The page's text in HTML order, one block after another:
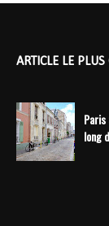
ARTICLE LE PLUS
long